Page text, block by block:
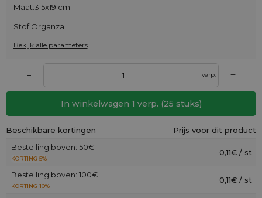
Maat:3.5x19 cm
Stof:Organza
Bekijk alle parameters
– verp. +
In winkelwagen 1 verp. (25 stuks)
Beschikbare kortingen
Prijs voor dit product
Bestelling boven: 50€
KORTING 5%
0,11€ / st
Bestelling boven: 100€
KORTING 10%
0,11€ / st